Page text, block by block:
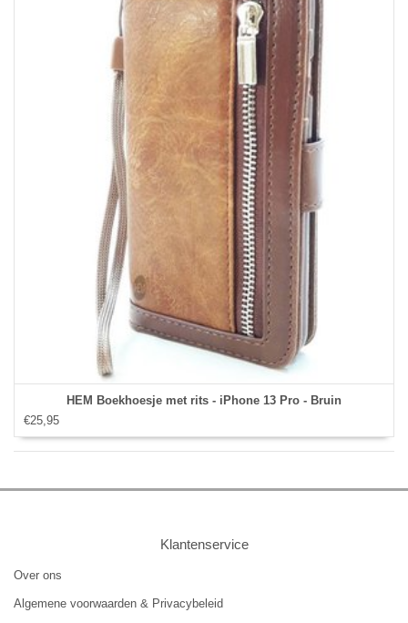
HEM Boekhoesje met rits - iPhone 13 Pro - Bruin
€25,95
Klantenservice
Over ons
Algemene voorwaarden & Privacybeleid